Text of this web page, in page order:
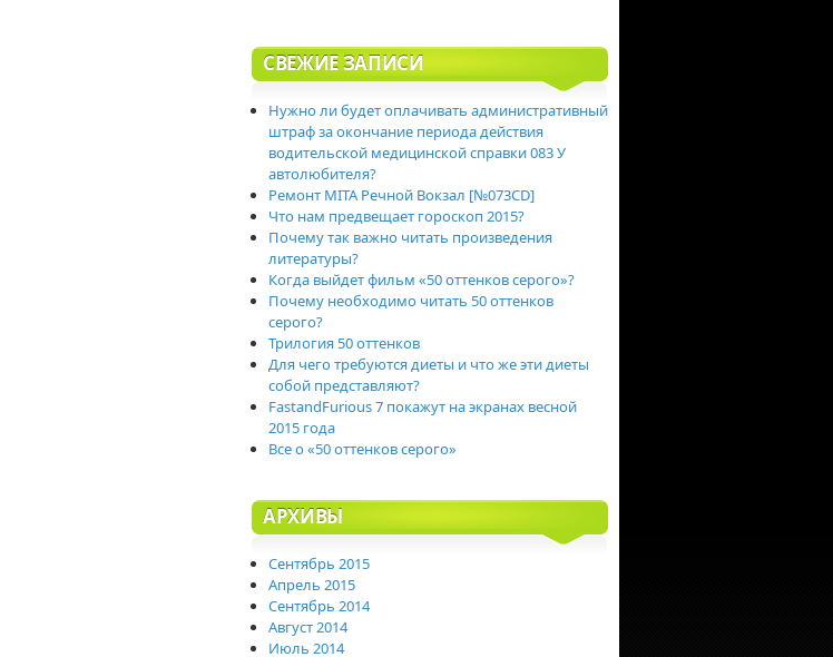
СВЕЖИЕ ЗАПИСИ
Нужно ли будет оплачивать административный
штраф за окончание периода действия
водительской медицинской справки 083 У
автолюбителя?
Ремонт MITA Речной Вокзал [№073CD]
Что нам предвещает гороскоп 2015?
Почему так важно читать произведения
литературы?
Когда выйдет фильм «50 оттенков серого»?
Почему необходимо читать 50 оттенков
серого?
Трилогия 50 оттенков
Для чего требуются диеты и что же эти диеты
собой представляют?
FastandFurious 7 покажут на экранах весной
2015 года
Все о «50 оттенков серого»
АРХИВЫ
Сентябрь 2015
Апрель 2015
Сентябрь 2014
Август 2014
Июль 2014